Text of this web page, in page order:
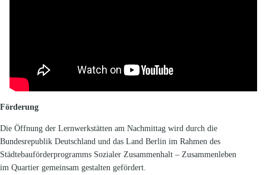
Förderung
Die Öffnung der Lernwerkstätten am Nachmittag wird durch die
Bundesrepublik Deutschland und das Land Berlin im Rahmen des
Städtebauförderprogramms Sozialer Zusammenhalt – Zusammenleben
im Quartier gemeinsam gestalten gefördert.